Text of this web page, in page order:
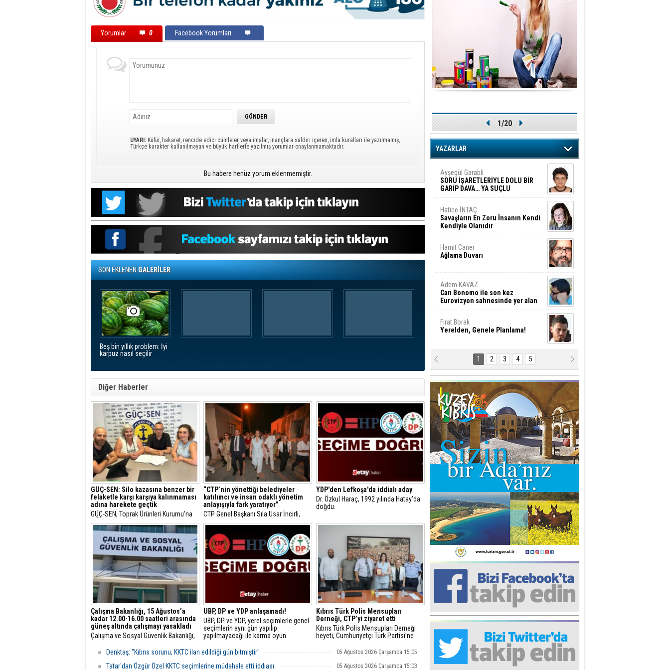
Yorumlar 0 Facebook Yorumları
UYARI: Küfür, hakaret, rencide edici cümleler veya imalar, inançlara saldırı içeren, imla kuralları ile yazılmamış,
Türkçe karakter kullanılmayan ve büyük harflerle yazılmış yorumlar onaylanmamaktadır.
Bu habere henüz yorum eklenmemiştir.
SON EKLENENGALERİLER
Beş bin yıllık problem: İyi
karpuz nasıl seçilir
Diğer Haberler
GÜÇ-SEN: Silo kazasına benzer bir
felaketle karşı karşıya kalınmaması
adına harekete geçtik
GÜÇ-SEN, Toprak Ürünleri Kurumu’na
(TÜK) ait silodakine benzer bir
felaketle karşı karşıya kalınmaması
adına harekete geçtiklerini, üyelerinin
iş sağlığı ve güvenliği konusunda
bilinçlendirilmesi amacıyla
Gazimağusa Limanı’dan başlayacak
eğitimler düzen
“CTP’nin yönettiği belediyeler
katılımcı ve insan odaklı yönetim
anlayışıyla fark yaratıyor”
CTP Genel Başkanı Sıla Usar İncirli,
“CTP’nin yönettiği belediyeler katılımcı
fark yaratıyor” dedi.
YDP'den Lefkoşa'da iddialı aday
Dr. Özkul Haraç, 1992 yılında Hatay’da
doğdu.
Çalışma Bakanlığı, 15 Ağustos’a
kadar 12.00-16.00 saatleri arasında
güneş altında çalışmayı yasakladı
Çalışma ve Sosyal Güvenlik Bakanlığı,
sıcaklığı tahminleri nedeniyle
bugünden itibaren 15 Ağustos’a kadar
12.00 ile 16.00 saatleri arasında açık
UBP, DP ve YDP anlaşamadı!
UBP, DP ve YDP, yerel seçimlerle genel
seçimlerin aynı gün yapılıp
yapılmayacağı ile karma oyun
karar alınmadığını açıkladı.
Kıbrıs Türk Polis Mensupları
Derneği, CTP’yi ziyaret etti
Kıbrıs Türk Polis Mensupları Derneği
heyeti, Cumhuriyetçi Türk Partisi’ne
bulundu.
Denktaş: "Kıbrıs sorunu, KKTC ilan edildiği gün bitmiştir" 05 Ağustos 2026 Çarşamba 15:05
Tatar'dan Özgür Özel KKTC seçimlerine müdahale etti iddiası 05 Ağustos 2026 Çarşamba 15:03
1/20
YAZARLAR
Ayşegül Garabli
SORU İŞARETLERİYLE DOLU BİR
GARİP DAVA… YA SUÇLU
DEĞİLSE???
Hatice İNTAÇ
Savaşların En Zoru İnsanın Kendi
Kendiyle Olanıdır
Hamit Caner
Ağlama Duvarı
Adem KAVAZ
Can Bonomo ile son kez
Eurovizyon sahnesinde yer alan
Türkiye 10 yıl aradan sonra
Fırat Borak
Yerelden, Genele Planlama!
Erkut YILMABAŞAR
Bayrak tartışmaları ve ihalesiz
işler!
Arif Alasya
2015 SONRASI VE AKINCI.
Fatma Baysal
SURLAR İÇİ’NDE KOLAYDIR ÖLMEK
Ediz TUNCEL
Göz göre göre…
Taner ULUTAŞ
İnşallah St. Lois ile Hakkaido
Adası gibi olmayız !...
Ali KİŞMİR
FIRSAT VE KORKU
Turgut ÇALICI
İki Lakırdı da benden!
Yrd. Doç. Ercan HOŞKARA
Yatırım Yapmazsan Var Olamazsın:
Hedefteki Kurum Kıb-Tek
Rana Sarro
Başıma gelen skandal olayı
1 2 3 4 5